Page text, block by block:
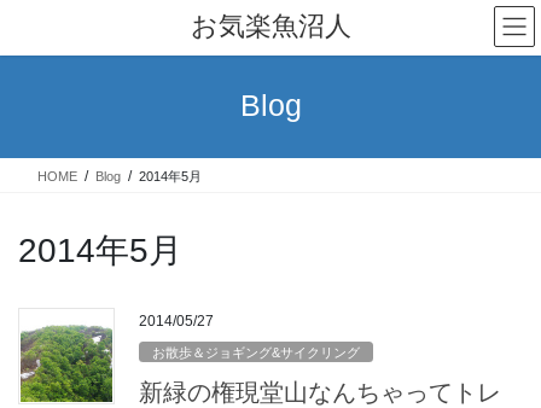
テ
ス
ゲ
ン
お気楽魚沼人
Blog
HOME Blog 2014年5月
2014年5月
2014/05/27
お散歩＆ジョギング&サイクリング
新緑の権現堂山なんちゃってトレ